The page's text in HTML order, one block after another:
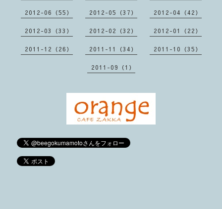
2012-06（55） 2012-05（37） 2012-04（42）
2012-03（33） 2012-02（32） 2012-01（22）
2011-12（26） 2011-11（34） 2011-10（35）
2011-09（1）